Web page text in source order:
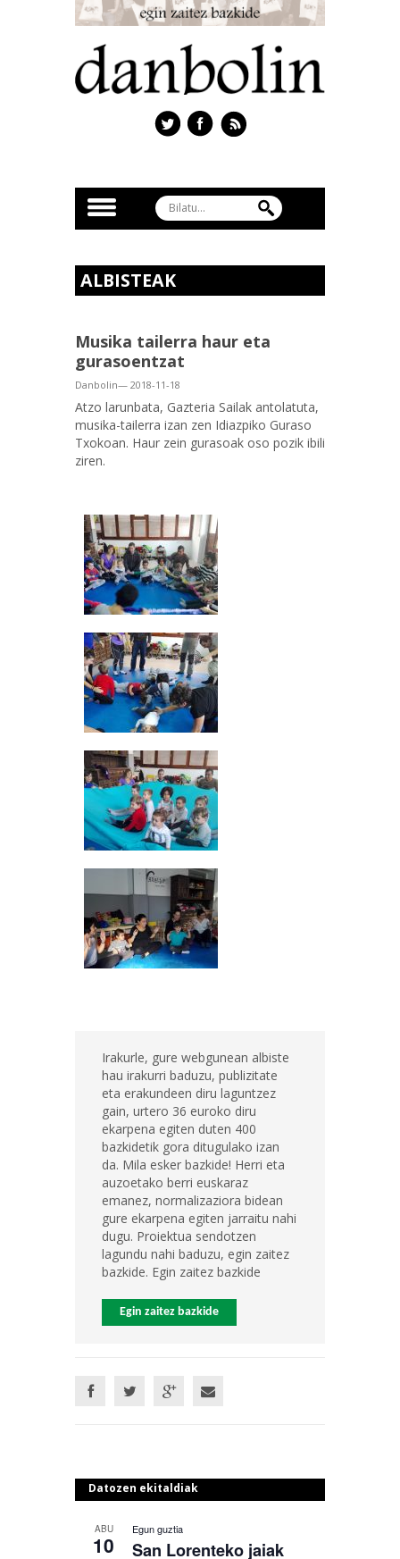
ALBISTEAK
Musika tailerra haur eta
gurasoentzat
Danbolin— 2018-11-18
Atzo larunbata, Gazteria Sailak antolatuta,
musika-tailerra izan zen Idiazpiko Guraso
Txokoan. Haur zein gurasoak oso pozik ibili
ziren.
Irakurle, gure webgunean albiste
hau irakurri baduzu, publizitate
eta erakundeen diru laguntzez
gain, urtero 36 euroko diru
ekarpena egiten duten 400
bazkidetik gora ditugulako izan
da. Mila esker bazkide! Herri eta
auzoetako berri euskaraz
emanez, normalizaziora bidean
gure ekarpena egiten jarraitu nahi
dugu. Proiektua sendotzen
lagundu nahi baduzu, egin zaitez
bazkide. Egin zaitez bazkide
Egin zaitez bazkide
Datozen ekitaldiak
ABU
10
Egun guztia
San Lorenteko jaiak